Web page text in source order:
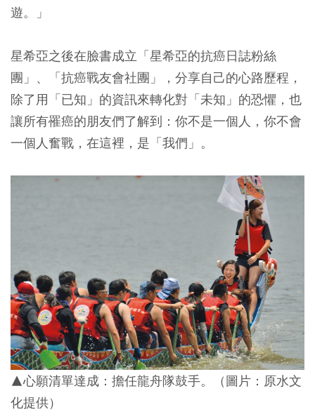
遊。」
星希亞之後在臉書成立「星希亞的抗癌日誌粉絲
團」、「抗癌戰友會社團」，分享自己的心路歷程，
除了用「已知」的資訊來轉化對「未知」的恐懼，也
讓所有罹癌的朋友們了解到：你不是一個人，你不會
一個人奮戰，在這裡，是「我們」。
▲心願清單達成：擔任龍舟隊鼓手。（圖片： 原水文
化提供）